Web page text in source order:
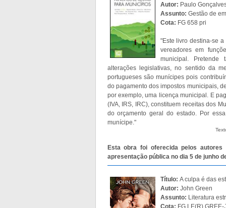
Autor: Paulo
Assunto: Gestão de
Cota: FG 658 pri
"Este livro destina-se
vereadores em
municipal. Pretende
alterações legislativas, no sentido da
portugueses são munícipes pois
do pagamento dos impostos municipais,
por exemplo, uma licença municipal. E
(IVA, IRS, IRC), constituem receitas dos
do orçamento geral do estado. Por
munícipe."
Esta obra foi oferecida pelos
apresentação pública no dia 5 de junho
Título: A culpa é das
Autor: John Green
Assunto: Literatura
Cota: FG LE(R) GREE-